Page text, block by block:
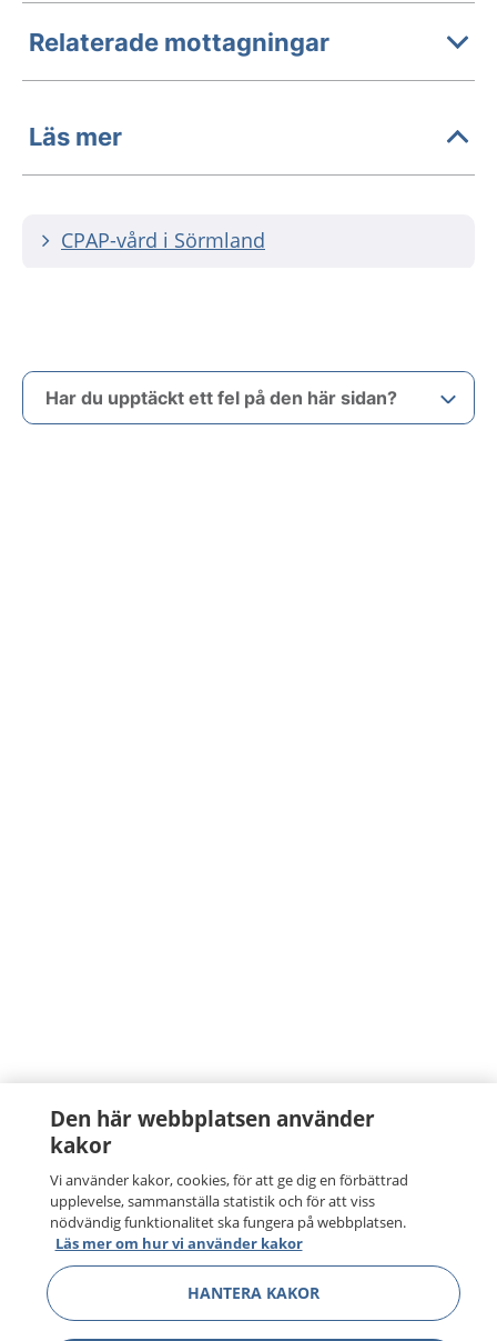
Relaterade mottagningar
Läs mer
CPAP-vård i Sörmland
Har du upptäckt ett fel på den här sidan?
Den här webbplatsen använder
kakor
Vi använder kakor, cookies, för att ge dig en förbättrad
upplevelse, sammanställa statistik och för att viss
nödvändig funktionalitet ska fungera på webbplatsen.
Läs mer om hur vi använder kakor
HANTERA KAKOR